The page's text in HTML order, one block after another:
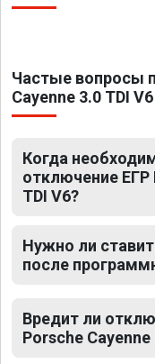
Частые вопросы
Cayenne 3.0 TDI
Когда
отключение ЕГР
TDI V6?
Нужно ли
после
Вредит ли
Porsche Cayenne